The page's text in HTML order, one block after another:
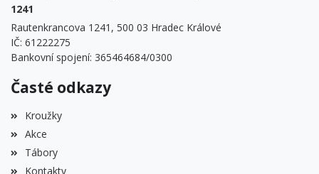
1241
Rautenkrancova 1241, 500 03 Hradec Králové
IČ: 61222275
Bankovní spojení: 365464684/0300
Časté odkazy
Kroužky
Akce
Tábory
Kontakty